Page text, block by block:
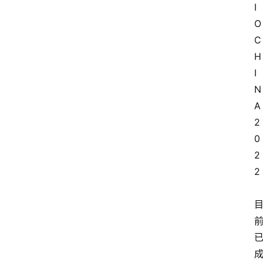
I
O
C
H
I
N
A
2
0
2
2
目
前
已
成